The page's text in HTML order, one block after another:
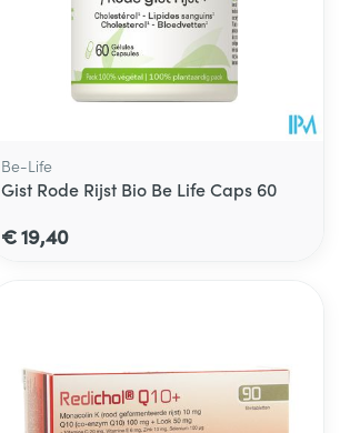
Be-Life
Gist Rode Rijst Bio Be Life Caps 60
€ 19,40